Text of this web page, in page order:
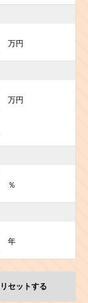
万円
万円
％
年
リセットする